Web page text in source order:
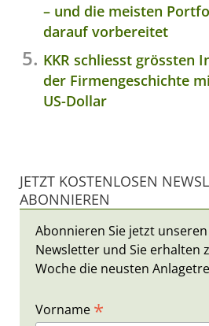
– und die meisten
darauf vorbereitet
KKR schliesst grössten
der Firmengeschichte
US-Dollar
JETZT KOSTENLOSEN
ABONNIEREN
Abonnieren Sie jetzt
Newsletter und Sie erhalten
Woche die neusten
Vorname *